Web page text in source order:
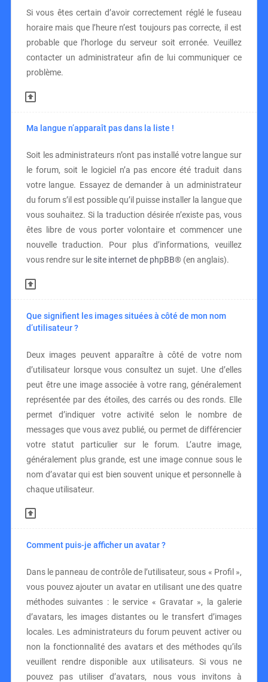
Si vous êtes certain d’avoir correctement réglé le fuseau
horaire mais que l’heure n’est toujours pas correcte, il est
probable que l’horloge du serveur soit erronée. Veuillez
contacter un administrateur afin de lui communiquer ce
problème.
Ma langue n’apparaît pas dans la liste !
Soit les administrateurs n’ont pas installé votre langue sur
le forum, soit le logiciel n’a pas encore été traduit dans
votre langue. Essayez de demander à un administrateur
du forum s’il est possible qu’il puisse installer la langue que
vous souhaitez. Si la traduction désirée n’existe pas, vous
êtes libre de vous porter volontaire et commencer une
nouvelle traduction. Pour plus d’informations, veuillez
vous rendre sur le site internet de phpBB® (en anglais).
Que signifient les images situées à côté de mon nom
d’utilisateur ?
Deux images peuvent apparaître à côté de votre nom
d’utilisateur lorsque vous consultez un sujet. Une d’elles
peut être une image associée à votre rang, généralement
représentée par des étoiles, des carrés ou des ronds. Elle
permet d’indiquer votre activité selon le nombre de
messages que vous avez publié, ou permet de différencier
votre statut particulier sur le forum. L’autre image,
généralement plus grande, est une image connue sous le
nom d’avatar qui est bien souvent unique et personnelle à
chaque utilisateur.
Comment puis-je afficher un avatar ?
Dans le panneau de contrôle de l’utilisateur, sous « Profil »,
vous pouvez ajouter un avatar en utilisant une des quatre
méthodes suivantes : le service « Gravatar », la galerie
d’avatars, les images distantes ou le transfert d’images
locales. Les administrateurs du forum peuvent activer ou
non la fonctionnalité des avatars et des méthodes qu’ils
veuillent rendre disponible aux utilisateurs. Si vous ne
pouvez pas utiliser d’avatars, nous vous invitons à